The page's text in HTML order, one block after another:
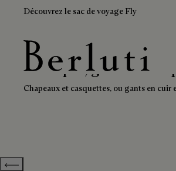
Découvrez le sac de voyage Fly
Page d'Accueil Berluti
Écharpes, gants et
Chapeaux et casquettes, ou gants en cuir
Previous categories